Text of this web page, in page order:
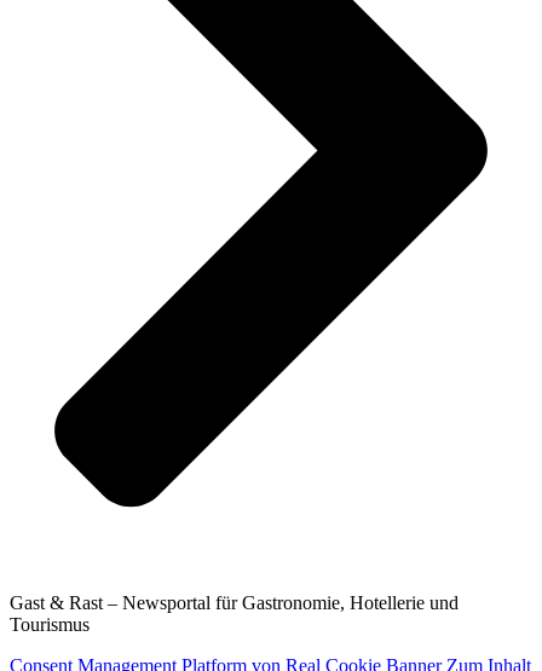
Gast & Rast – Newsportal für Gastronomie, Hotellerie und
Tourismus
Consent Management Platform von Real Cookie Banner Zum Inhalt